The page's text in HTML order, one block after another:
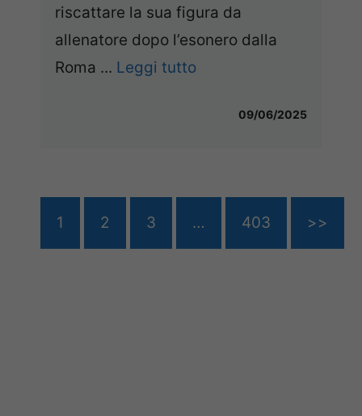
riscattare la sua figura da
allenatore dopo l’esonero dalla
Roma ... Leggi tutto
09/06/2025
1 2 3 … 403 >>